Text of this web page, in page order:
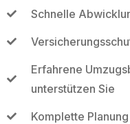
Schnelle
Erfahrene
unterstützen Sie
Komplette